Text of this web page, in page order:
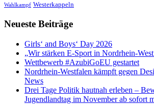
Wahlkampf Westerkappeln
Neueste Beiträge
Girls‘ and Boys‘ Day 2026
„Wir stärken E-Sport in Nordrhein-
Wettbewerb #AzubiGoEU gestartet
Nordrhein-Westfalen kämpft gegen
News
Drei Tage Politik hautnah erleben –
Jugendlandtag im November ab sofort